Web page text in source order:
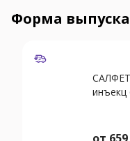
Форма выпуска
инъекц